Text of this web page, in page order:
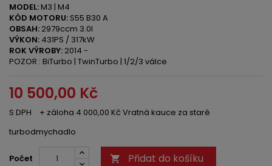
MODEL:M3 | M4
KÓD MOTORU: S55 B30 A
OBSAH: 2979ccm 3.0l
VÝKON: 431PS / 317kW
ROK VÝROBY: 2014 -
POZOR : BiTurbo | TwinTurbo | 1/2/3 válce
10 500,00 Kč
S DPH
+ záloha 4 000,00 Kč Vratná kauce za staré
turbodmychadlo
Počet  Přidat do košíku